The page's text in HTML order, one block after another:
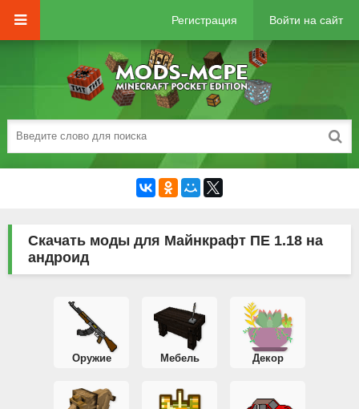
Регистрация Войти на сайт
Скачать моды для Майнкрафт ПЕ 1.18 на
андроид
Оружие Мебель Декор